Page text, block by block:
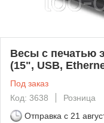
Весы с печатью
(15", USB,
Под заказ
Код: 3638
Розница
Отправка с 21